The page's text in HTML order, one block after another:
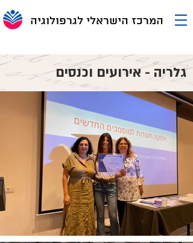
המרכז הישראלי לגרפולוגיה
גלריה - אירועים וכנסים